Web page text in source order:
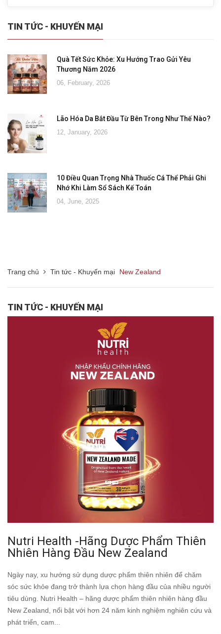
TIN TỨC - KHUYẾN MẠI
Quà Tết Sức Khỏe: Xu Hướng Trao Gửi Yêu
Thương Năm 2026
06, February, 2026
Lão Hóa Da Bắt Đầu Từ Bên Trong Như Thế Nào?
12, January, 2026
10 Điều Quan Trọng Nhà Thuốc Cá Thể Phải Ghi
Nhớ Khi Làm Sổ Sách Kế Toán
04, June, 2025
Trang chủ Tin tức - Khuyến mại New Zealand
TIN TỨC - KHUYẾN MẠI
Nutri Health -Hãng Dược Phẩm Thiên
Nhiên Hàng Đầu New Zealand
Ngày nay, xu hướng sử dụng dược phẩm thiên nhiên để chăm
sóc sức khỏe đang trở thành lựa chọn hàng đầu của nhiều người
tiêu dùng. Nutri Health – hãng dược phẩm thiên nhiên hàng đầu
New Zealand, nổi bật với hơn 24 năm kinh nghiệm nghiên cứu và
phát triển, cam...